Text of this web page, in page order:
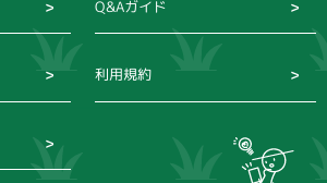
Q&Aガイド
利用規約